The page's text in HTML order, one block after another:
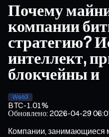
Почему
компании
стратегию?
интеллект,
блокчейны и
Web3
BTC-1.01%
Обновлено:2026-04-29
Компании, занимающиеся